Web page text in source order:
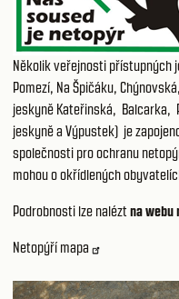
Několik veřejnosti přístupných
Pomezí, Na Špičáku, Chýnovská
jeskyně Kateřinská, Balcarka,
jeskyněa Výpustek) je
společnosti pro ochranu
mohou o okřídlených
Podrobnosti lze nalézt na webu
Netopýří mapa